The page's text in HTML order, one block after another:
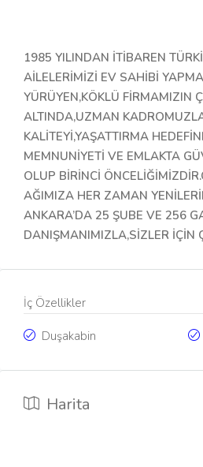
1985 YILINDAN İTİBAREN
AİLELERİMİZİ EV SAHİBİ
YÜRÜYEN,KÖKLÜ FİRMAMIZIN
ALTINDA,UZMAN
KALİTEYİ,YAŞATTIRMA
MEMNUNİYETİ VE EMLAKTA
OLUP BİRİNCİ
AĞIMIZA HER ZAMAN
ANKARA’DA 25 ŞUBE VE 256
DANIŞMANIMIZLA,SİZLER İÇİN
İç Özellikler
Duşakabin
Harita